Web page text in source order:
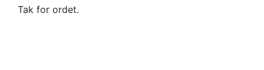
Tak for ordet.